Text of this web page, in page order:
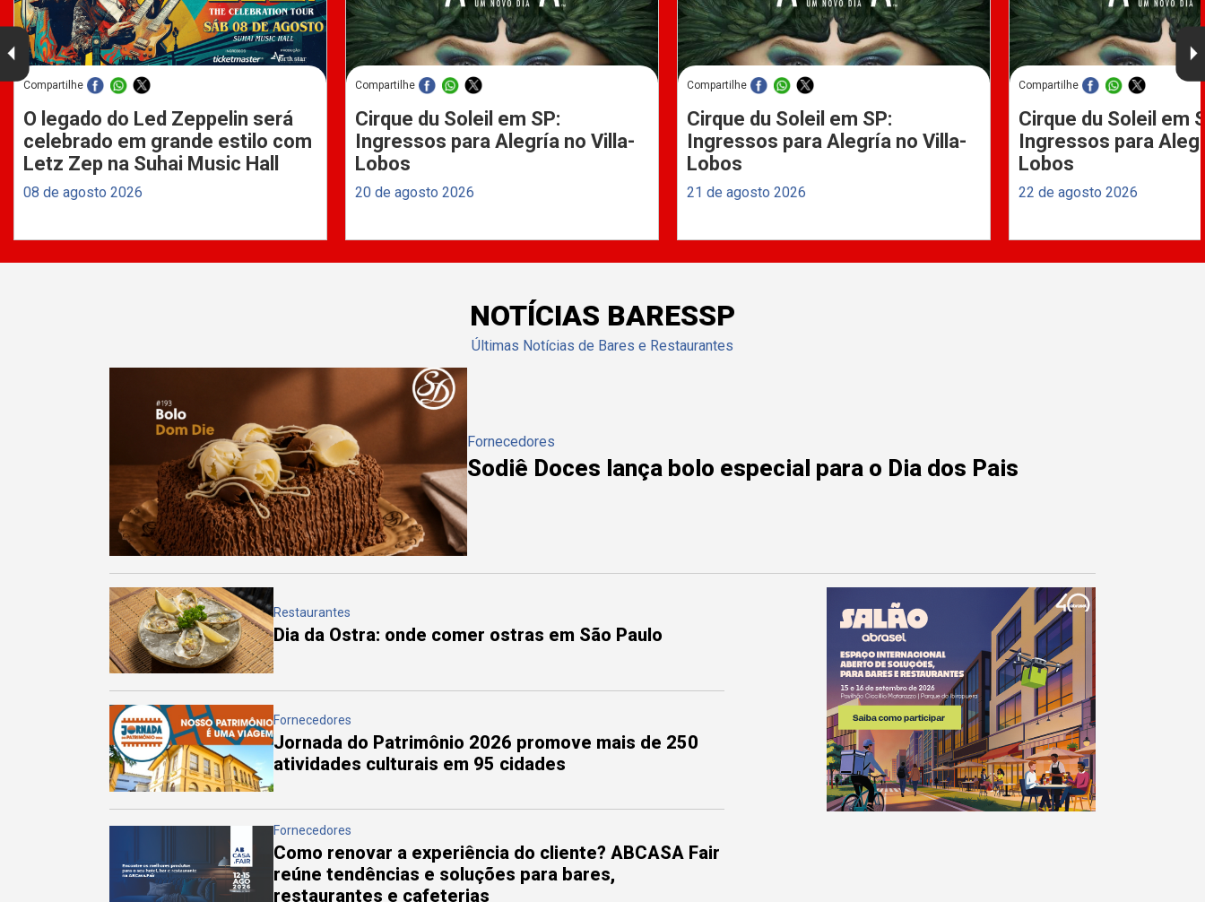
Compartilhe
O legado do Led Zeppelin será
celebrado em grande estilo com
Letz Zep na Suhai Music Hall
08 de agosto 2026
Compartilhe
Cirque du Soleil em SP:
Ingressos para Alegría no Villa-
Lobos
20 de agosto 2026
Compartilhe
Cirque du Soleil em SP:
Ingressos para Alegría no Villa-
Lobos
21 de agosto 2026
Compartilhe
Cirque du Soleil em
Ingressos para
Lobos
22 de agosto 2026
NOTÍCIAS BARESSP
Últimas Notícias de Bares e Restaurantes
Fornecedores
Sodiê Doces lança bolo especial para o Dia dos Pais
Restaurantes
Dia da Ostra: onde comer ostras em São Paulo
Fornecedores
Jornada do Patrimônio 2026 promove mais de 250
atividades culturais em 95 cidades
Fornecedores
Como renovar a experiência do cliente? ABCASA Fair
reúne tendências e soluções para bares,
restaurantes e cafeterias